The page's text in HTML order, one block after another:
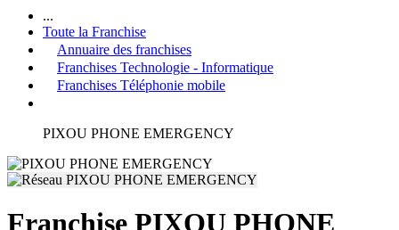
...
Toute la Franchise
Annuaire des franchises
Franchises Technologie - Informatique
Franchises Téléphonie mobile
PIXOU PHONE EMERGENCY
Franchise PIXOU PHONE